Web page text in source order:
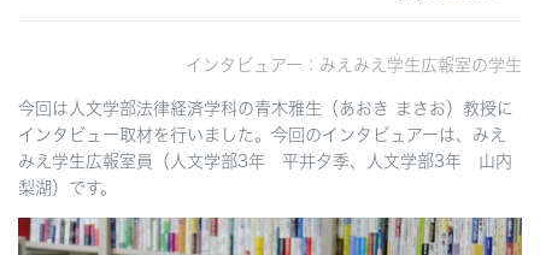
インタビュアー：みえみえ学生広報室の学生
今回は人文学部法律経済学科の青木雅生（あおき まさお）教授に
インタビュー取材を行いました。今回のインタビュアーは、みえ
みえ学生広報室員（人文学部3年 平井夕季、人文学部3年 山内
梨湖）です。